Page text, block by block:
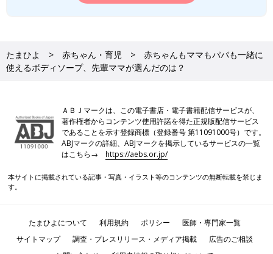
たまひよ 赤ちゃん・育児
赤ちゃんもママもパパも一緒に
使えるボディソープ、先輩ママが選んだのは？
ＡＢＪマークは、この電子書店・電子書籍配信サービスが、
著作権者からコンテンツ使用許諾を得た正規版配信サービス
であることを示す登録商標（登録番号 第11091000号）です。
ABJマークの詳細、ABJマークを掲示しているサービスの一覧
はこちら→https://aebs.or.jp/
本サイトに掲載されている記事・写真・イラスト等のコンテンツの無断転載を禁じま
す。
たまひよについて 利用規約 ポリシー
医師・専門家一覧
サイトマップ
調査・プレスリリース・メディア掲載
広告のご相談